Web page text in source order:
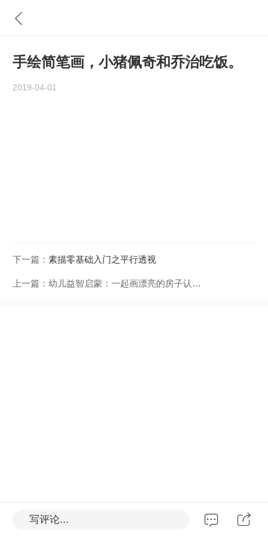
手绘简笔画，小猪佩奇和乔治吃饭。
2019-04-01
下一篇： 素描零基础入门之平行透视
上一篇： 幼儿益智启蒙：一起画漂亮的房子认识颜色
写评论...